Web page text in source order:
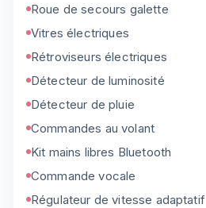
Roue de secours galette
Vitres électriques
Rétroviseurs électriques
Détecteur de luminosité
Détecteur de pluie
Commandes au volant
Kit mains libres Bluetooth
Commande vocale
Régulateur de vitesse adaptatif